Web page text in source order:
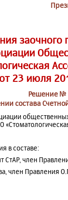
заочного
от 23 июля
Решение №
состава
в составе:
СтАР, член
член Правления